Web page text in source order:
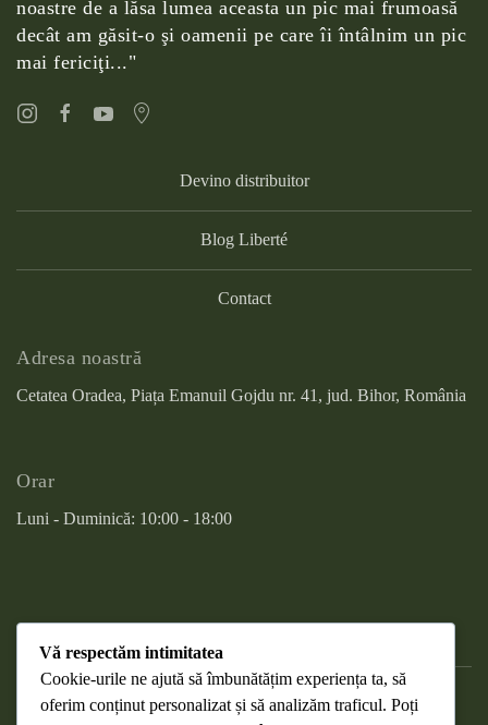
noastre de a lăsa lumea aceasta un pic mai frumoasă
decât am găsit-o şi oamenii pe care îi întâlnim un pic
mai fericiţi..."
Devino distribuitor
Blog Liberté
Contact
Adresa noastră
Cetatea Oradea, Piața Emanuil Gojdu nr. 41, jud. Bihor, România
Orar
Luni - Duminică: 10:00 - 18:00
DESPRE COOKIES
Vă respectăm intimitatea
Cookie-urile ne ajută să îmbunătățim experiența ta, să
oferim conținut personalizat și să analizăm traficul. Poți